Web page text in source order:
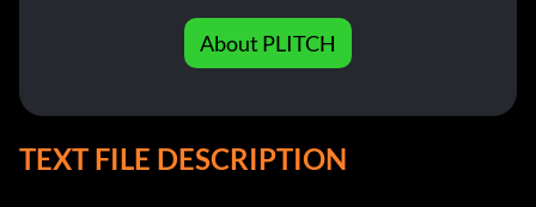
About PLITCH
TEXT FILE DESCRIPTION